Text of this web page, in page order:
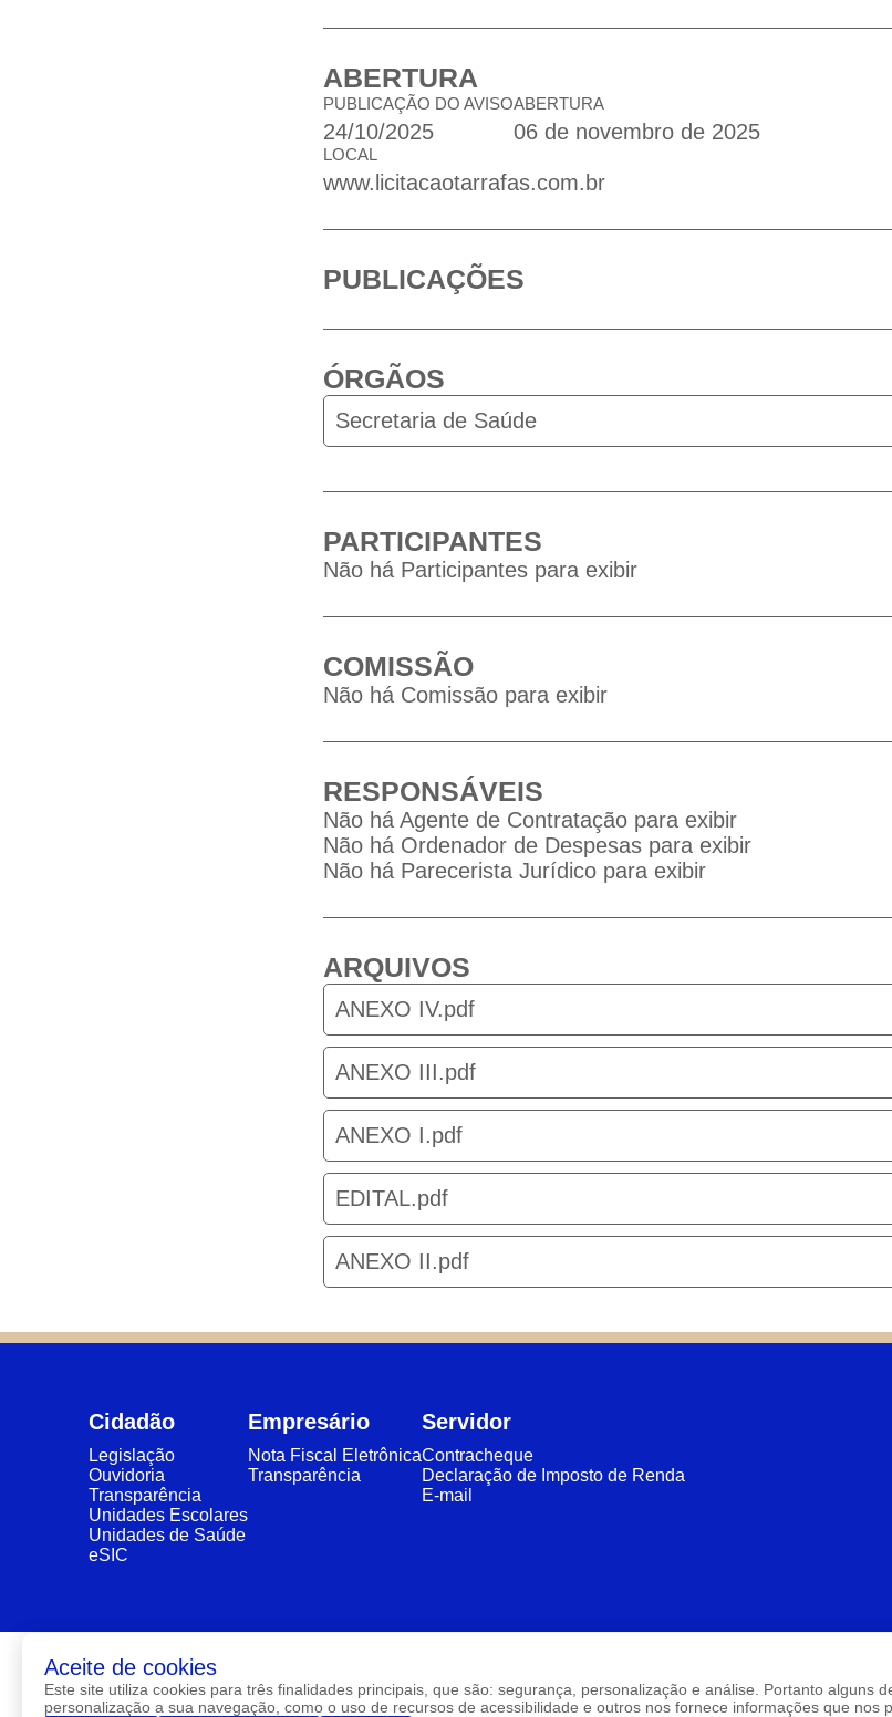
ABERTURA
PUBLICAÇÃO DO AVISO
24/10/2025
ABERTURA
06 de novembro de 2025
LOCAL
www.licitacaotarrafas.com.br
PUBLICAÇÕES
ÓRGÃOS
Secretaria de Saúde
PARTICIPANTES
Não há Participantes para exibir
COMISSÃO
Não há Comissão para exibir
RESPONSÁVEIS
Não há Agente de Contratação para exibir
Não há Ordenador de Despesas para exibir
Não há Parecerista Jurídico para exibir
ARQUIVOS
ANEXO IV.pdf
ANEXO III.pdf
ANEXO I.pdf
EDITAL.pdf
ANEXO II.pdf
Cidadão
Legislação
Ouvidoria
Transparência
Unidades Escolares
Unidades de Saúde
eSIC
Empresário
Nota Fiscal Eletrônica
Transparência
Servidor
Contracheque
Declaração de Imposto de Renda
E-mail
Av. Maria Luiza Leite Santos, S/N - Bulandeira - Tarrafas, Ceará
Aceite de cookies
Este site utiliza cookies para três finalidades principais, que são: segurança, personalização e análise. Portanto alguns
personalização a sua navegação, como o uso de recursos de acessibilidade e outros nos fornece informações que nos